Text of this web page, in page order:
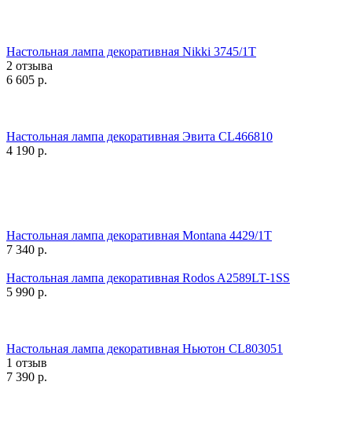
Настольная лампа декоративная Nikki 3745/1T
2 отзыва
6 605 р.
Настольная лампа декоративная Эвита CL466810
4 190 р.
Настольная лампа декоративная Montana 4429/1T
7 340 р.
Настольная лампа декоративная Rodos A2589LT-1SS
5 990 р.
Настольная лампа декоративная Ньютон CL803051
1 отзыв
7 390 р.